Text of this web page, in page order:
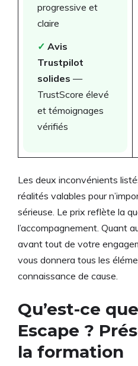
progressive et
claire
✓ Avis
Trustpilot
solides —
TrustScore élevé
et témoignages
vérifiés
Les deux inconvénients
réalités valables pour
sérieuse. Le prix reflète la
l’accompagnement. Quant
avant tout de votre
vous donnera tous les
connaissance de cause.
Qu’est-ce
Escape ?
la formation